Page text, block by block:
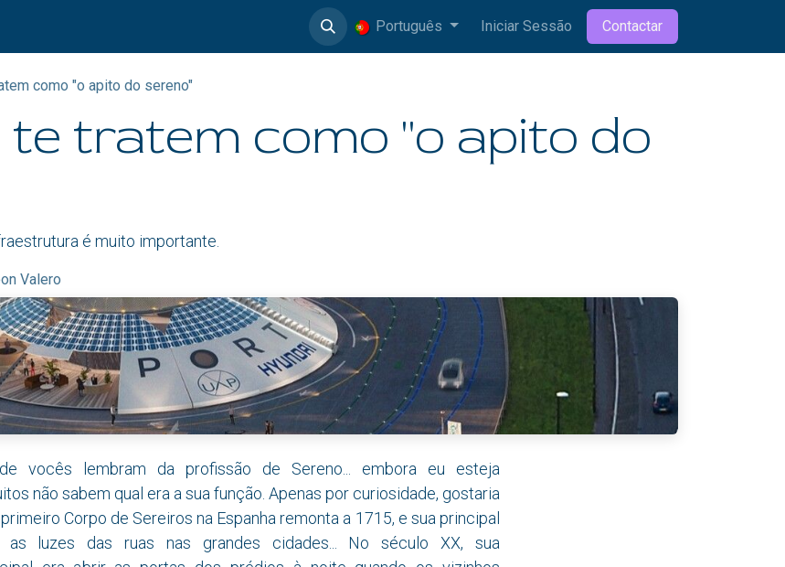
Português Iniciar Sessão Contactar
como "o apito do sereno"
te tratem como "o apito do
é muito importante.
Valero
vocês lembram da profissão de Sereno... embora eu esteja
não sabem qual era a sua função. Apenas por curiosidade, gostaria
Corpo de Sereiros na Espanha remonta a 1715, e sua principal
as luzes das ruas nas grandes cidades... No século XX, sua